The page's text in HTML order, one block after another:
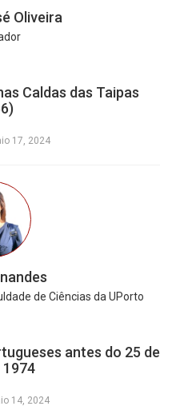
Oliveira
Caldas das Taipas
17, 2024
de Ciências da UPorto
antes do 25 de
14, 2024